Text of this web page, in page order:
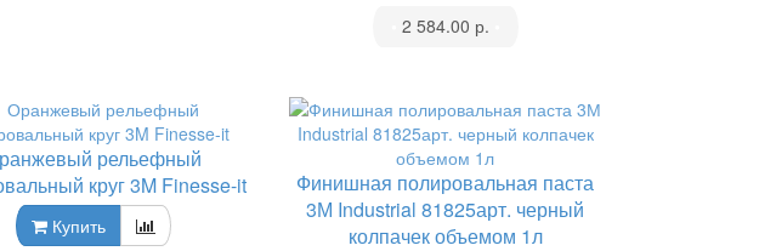
2 584.00 р.
рельефный
круг 3M Finesse-it
Купить
Финишная полировальная паста
3М Industrial 81825арт. черный
колпачек объемом 1л